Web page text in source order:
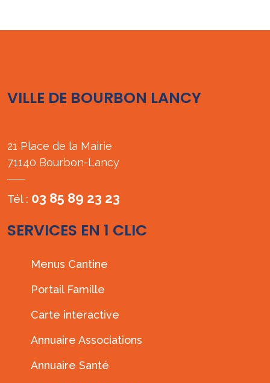
VILLE DE BOURBON LANCY
21 Place de la Mairie
71140 Bourbon-Lancy
Tél : 03 85 89 23 23
SERVICES EN 1 CLIC
Menus Cantine
Portail Famille
Carte interactive
Annuaire Associations
Annuaire Santé